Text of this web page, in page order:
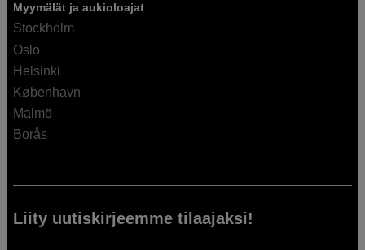
Myymälät ja aukioloajat
Stockholm
Oslo
Helsinki
København
Malmö
Borås
Liity uutiskirjeemme tilaajaksi!